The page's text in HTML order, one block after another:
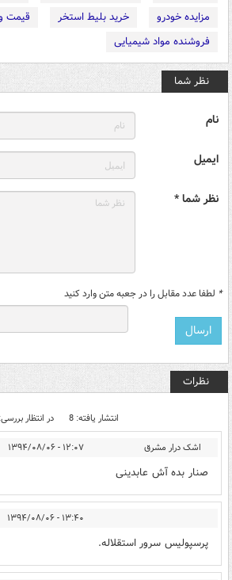
مزایده خودرو
خرید بلیط استخر
قیمت
فروشنده مواد شیمیایی
نظر شما
نام
ایمیل
نظر شما *
* لطفا عدد مقابل را در جعبه متن وارد کنید
نظرات
انتشار یافته: 8 در انتظار
اشک درار مشرق ۱۲:۰۷ - ۱۳۹۴/۰۸/۰۶
صنار بده آش عابدینی
۱۳:۴۰ - ۱۳۹۴/۰۸/۰۶
پرسپولیس سرور استقلاله.